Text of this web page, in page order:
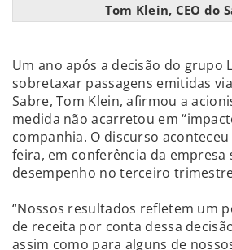
Tom Klein, CEO do
Um ano após a decisão do grupo
sobretaxar passagens emitidas via
Sabre, Tom Klein, afirmou a
medida não acarretou em
companhia. O discurso
feira, em conferência da empresa
desempenho no terceiro
“Nossos resultados refletem um
de receita por conta dessa
assim como para alguns de